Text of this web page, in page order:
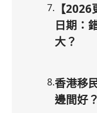
7. 【
日期：
大？
8.香港移
邊間好